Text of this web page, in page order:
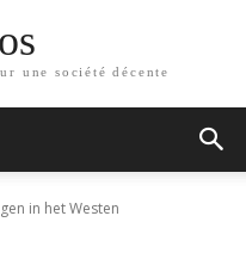
une société décente
in het Westen